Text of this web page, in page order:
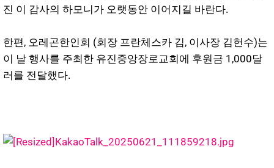
진 이 감사의 하모니가 오랫동안 이어지길 바란다.
한편, 오레곤한인회 (회장 프란체스카 김, 이사장 김헌수)는
이 날 행사를 주최한 유진중앙장로교회에 후원금 1,000달
러를 전달했다.